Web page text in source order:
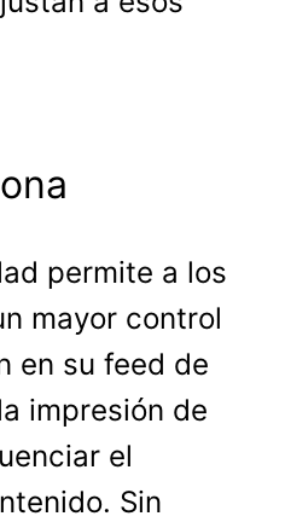
permite a los
mayor control
en su feed de
impresión de
el
Sin